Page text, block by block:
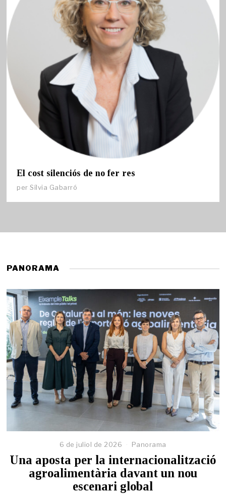
El cost silenciós de no fer res
perSílvia Gabarró
PANORAMA
6 de juliol de 2026 Panorama
Una aposta per la internacionalització
agroalimentària davant un nou
escenari global